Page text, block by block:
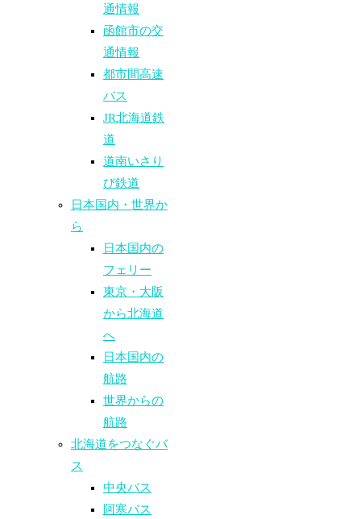
通情報
函館市の交
通情報
都市間高速
バス
JR北海道鉄
道
道南いさり
び鉄道
日本国内・世界か
ら
日本国内の
フェリー
東京・大阪
から北海道
へ
日本国内の
航路
世界からの
航路​
北海道をつなぐバ
ス
中央バス
阿寒バス